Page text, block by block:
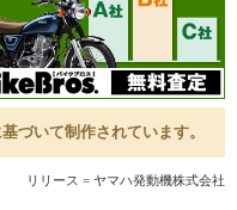
づいて制作されています。
リリース = ヤマハ発動機株式会社